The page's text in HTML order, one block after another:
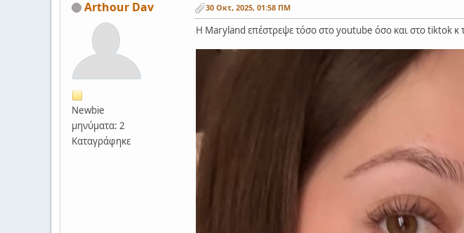
Arthour Dav
Newbie
μηνύματα: 2
Καταγράφηκε
30 Οκτ, 2025, 01:58 ΠΜ
Η Maryland επέστρεψε τόσο στο youtube όσο και στο tiktok κ